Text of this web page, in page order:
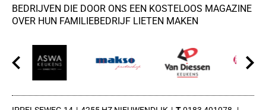
BEDRIJVEN DIE DOOR ONS EEN KOSTELOOS MAGAZINE
OVER HUN FAMILIEBEDRIJF LIETEN MAKEN